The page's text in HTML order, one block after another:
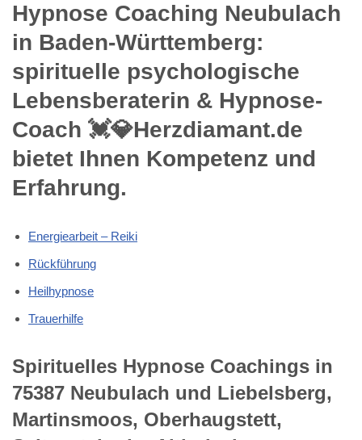
Hypnose Coaching Neubulach
in Baden-Württemberg:
spirituelle psychologische
Lebensberaterin & Hypnose-
Coach 💓️💎Herzdiamant.de
bietet Ihnen Kompetenz und
Erfahrung.
Energiearbeit – Reiki
Rückführung
Heilhypnose
Trauerhilfe
Spirituelles Hypnose Coachings in
75387 Neubulach und Liebelsberg,
Martinsmoos, Oberhaugstett,